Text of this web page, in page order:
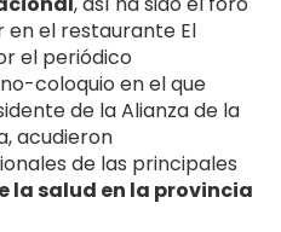
en el restaurante El
el periódico
coloquio en el que
de la Alianza de la
acudieron
de las principales
la salud en la provincia